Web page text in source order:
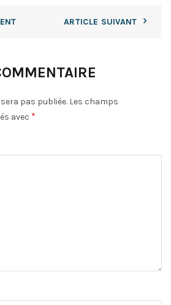
ARTICLE SUIVANT
pas publiée. Les champs
avec *